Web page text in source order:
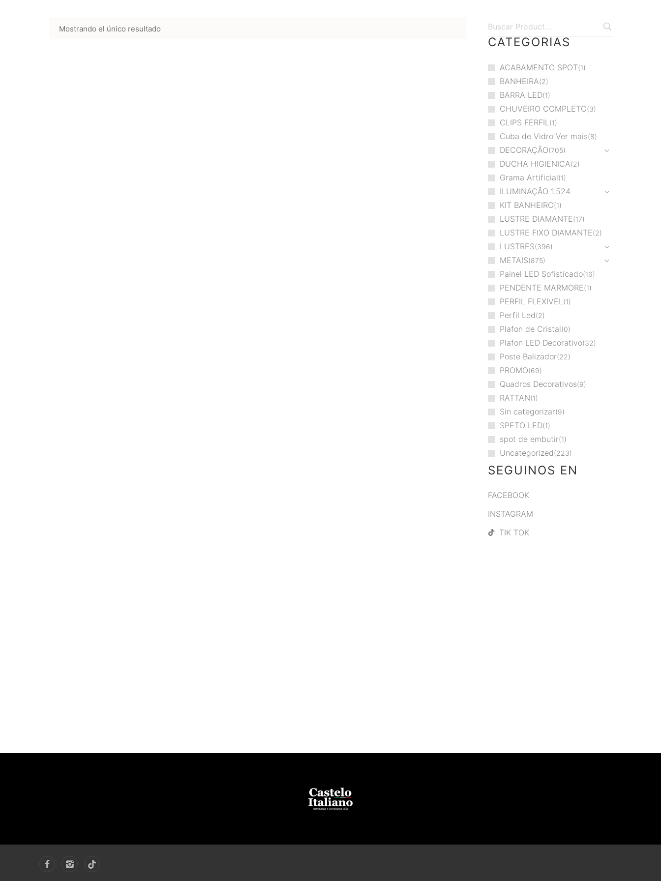
Mostrando el único resultado
CATEGORIAS
ACABAMENTO SPOT 1
BANHEIRA 2
BARRA LED 1
CHUVEIRO COMPLETO 3
CLIPS FERFIL 1
Cuba de Vidro Ver mais 8
DECORAÇÃO 705
DUCHA HIGIENICA 2
Grama Artificial 1
ILUMINAÇÃO 1.524
KIT BANHEIRO 1
LUSTRE DIAMANTE 17
LUSTRE FIXO DIAMANTE 2
LUSTRES 396
METAIS 875
Painel LED Sofisticado 16
PENDENTE MARMORE 1
PERFIL FLEXIVEL 1
Perfil Led 2
Plafon de Cristal 0
Plafon LED Decorativo 32
Poste Balizador 22
PROMO 69
Quadros Decorativos 9
RATTAN 1
Sin categorizar 9
SPETO LED 1
spot de embutir 1
Uncategorized 223
SEGUINOS EN
FACEBOOK
INSTAGRAM
TIK TOK